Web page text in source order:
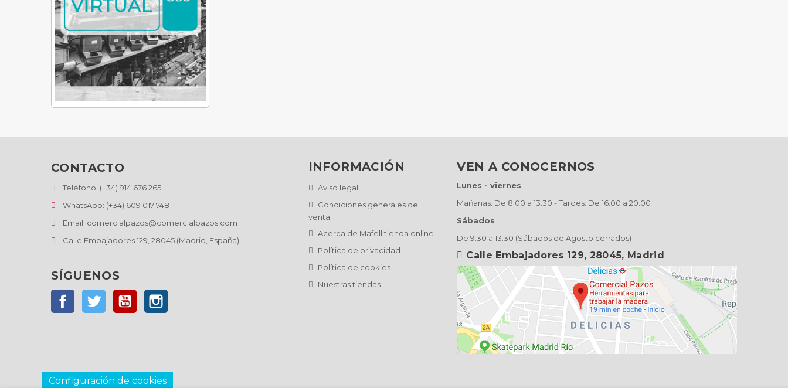
CONTACTO
Teléfono: (+34) 914 676 265
WhatsApp: (+34) 609 017 748
Email: comercialpazos@comercialpazos.com
Calle Embajadores 129, 28045 (Madrid, España)
SÍGUENOS
FacebookTwitter YouTube
INFORMACIÓN
Aviso legal
Condiciones generales de
venta
Acerca de Mafell tienda online
Política de privacidad
Política de cookies
Nuestras tiendas
VEN A CONOCERNOS
Lunes - viernes
Mañanas: De 8:00 a 13:30 - Tardes: De 16:00 a 20:00
Sábados
De 9:30 a 13:30 (Sábados de Agosto cerrados)
Calle Embajadores 129, 28045, Madrid
Configuración de cookies